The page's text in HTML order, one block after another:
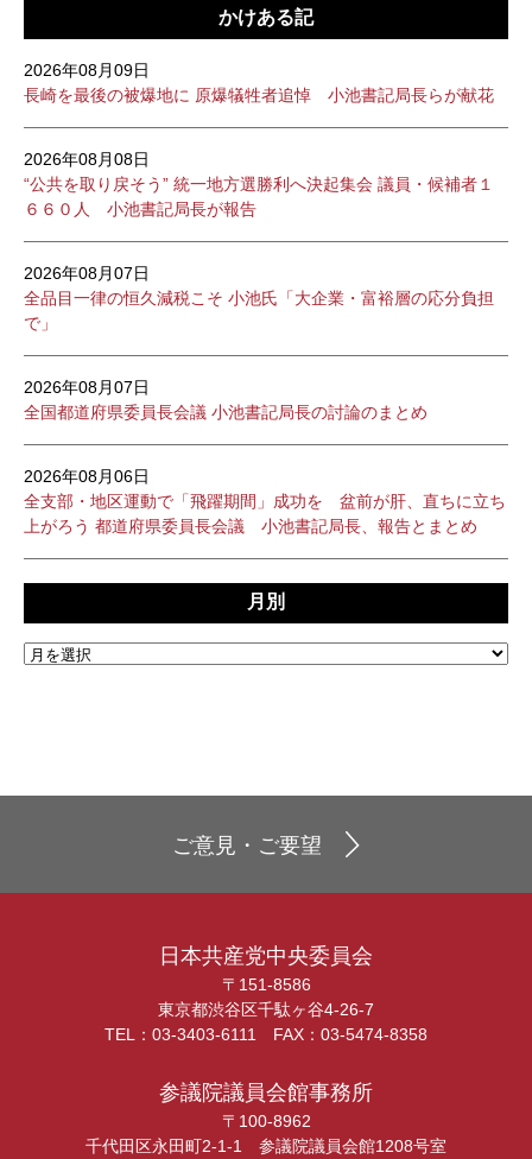
かけある記
2026年08月09日
長崎を最後の被爆地に 原爆犠牲者追悼 小池書記局長らが献花
2026年08月08日
“公共を取り戻そう” 統一地方選勝利へ決起集会 議員・候補者１
６６０人 小池書記局長が報告
2026年08月07日
全品目一律の恒久減税こそ 小池氏「大企業・富裕層の応分負担
で」
2026年08月07日
全国都道府県委員長会議 小池書記局長の討論のまとめ
2026年08月06日
全支部・地区運動で「飛躍期間」成功を 盆前が肝、直ちに立ち
上がろう 都道府県委員長会議 小池書記局長、報告とまとめ
月別
ご意見・ご要望
日本共産党中央委員会
〒151-8586
東京都渋谷区千駄ヶ谷4-26-7
TEL：03-3403-6111 FAX：03-5474-8358
参議院議員会館事務所
〒100-8962
千代田区永田町2-1-1 参議院議員会館1208号室